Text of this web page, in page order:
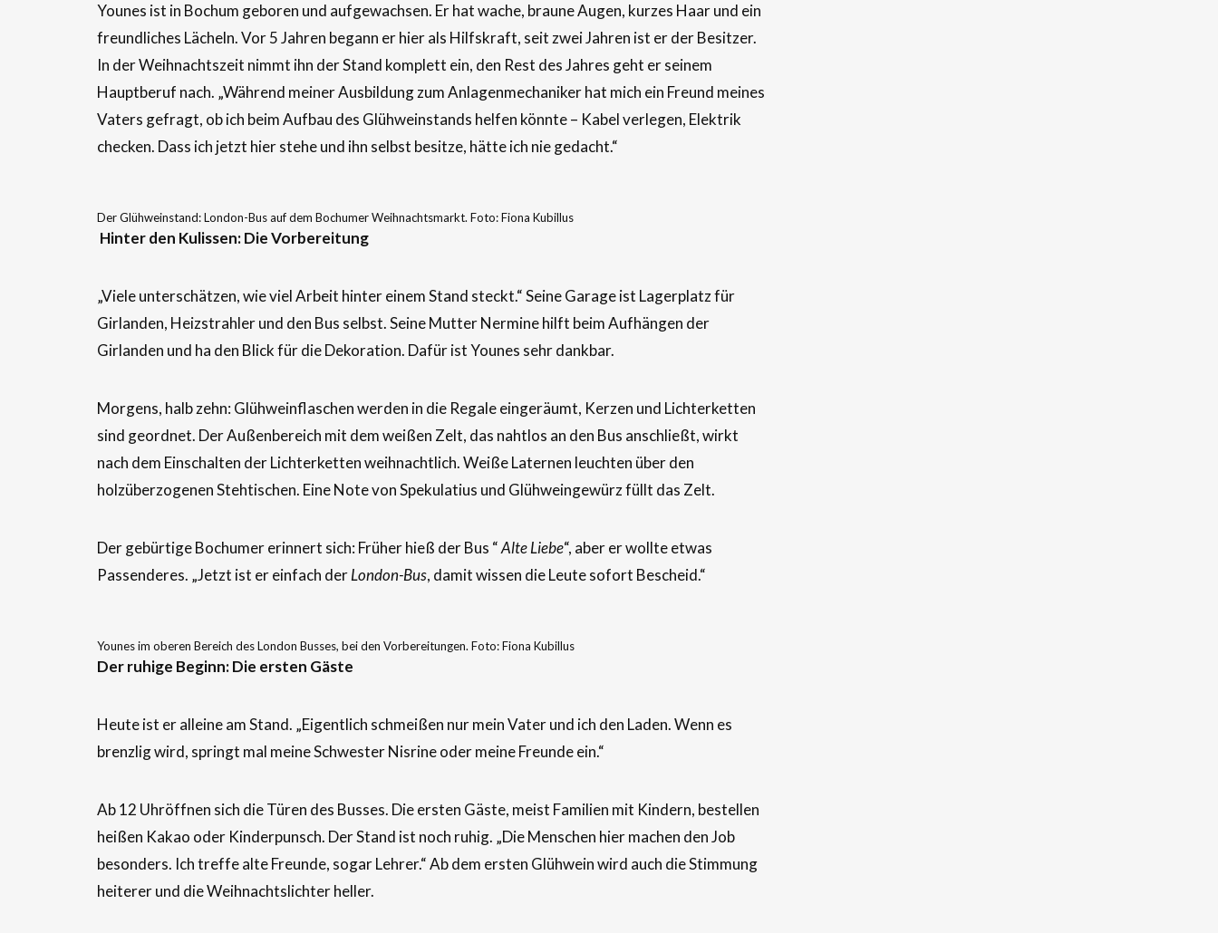
Younes ist in Bochum geboren und aufgewachsen. Er hat wache, braune Augen, kurzes Haar und ein
freundliches Lächeln. Vor 5 Jahren begann er hier als Hilfskraft, seit zwei Jahren ist er der Besitzer.
In der Weihnachtszeit nimmt ihn der Stand komplett ein, den Rest des Jahres geht er seinem
Hauptberuf nach. „Während meiner Ausbildung zum Anlagenmechaniker hat mich ein Freund meines
Vaters gefragt, ob ich beim Aufbau des Glühweinstands helfen könnte – Kabel verlegen, Elektrik
checken. Dass ich jetzt hier stehe und ihn selbst besitze, hätte ich nie gedacht.“
Der Glühweinstand: London-Bus auf dem Bochumer Weihnachtsmarkt. Foto: Fiona Kubillus
Hinter den Kulissen: Die Vorbereitung
„Viele unterschätzen, wie viel Arbeit hinter einem Stand steckt.“ Seine Garage ist Lagerplatz für
Girlanden, Heizstrahler und den Bus selbst. Seine Mutter Nermine hilft beim Aufhängen der
Girlanden und ha den Blick für die Dekoration. Dafür ist Younes sehr dankbar.
Morgens, halb zehn: Glühweinflaschen werden in die Regale eingeräumt, Kerzen und Lichterketten
sind geordnet. Der Außenbereich mit dem weißen Zelt, das nahtlos an den Bus anschließt, wirkt
nach dem Einschalten der Lichterketten weihnachtlich. Weiße Laternen leuchten über den
holzüberzogenen Stehtischen. Eine Note von Spekulatius und Glühweingewürz füllt das Zelt.
Der gebürtige Bochumer erinnert sich: Früher hieß der Bus “Alte Liebe“, aber er wollte etwas
Passenderes. „Jetzt ist er einfach derLondon-Bus, damit wissen die Leute sofort Bescheid.“
Younes im oberen Bereich des London Busses, bei den Vorbereitungen. Foto: Fiona Kubillus
Der ruhige Beginn: Die ersten Gäste
Heute ist er alleine am Stand. „Eigentlich schmeißen nur mein Vater und ich den Laden. Wenn es
brenzlig wird, springt mal meine Schwester Nisrine oder meine Freunde ein.“
Ab 12 Uhröffnen sich die Türen des Busses. Die ersten Gäste, meist Familien mit Kindern, bestellen
heißen Kakao oder Kinderpunsch. Der Stand ist noch ruhig. „Die Menschen hier machen den Job
besonders. Ich treffe alte Freunde, sogar Lehrer.“ Ab dem ersten Glühwein wird auch die Stimmung
heiterer und die Weihnachtslichter heller.